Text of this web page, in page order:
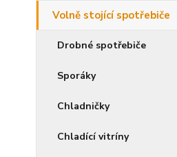
Volně stojící spotřebiče
Drobné spotřebiče
Sporáky
Chladničky
Chladící vitríny